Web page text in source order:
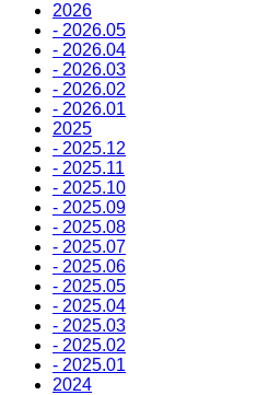
2026
- 2026.05
- 2026.04
- 2026.03
- 2026.02
- 2026.01
2025
- 2025.12
- 2025.11
- 2025.10
- 2025.09
- 2025.08
- 2025.07
- 2025.06
- 2025.05
- 2025.04
- 2025.03
- 2025.02
- 2025.01
2024